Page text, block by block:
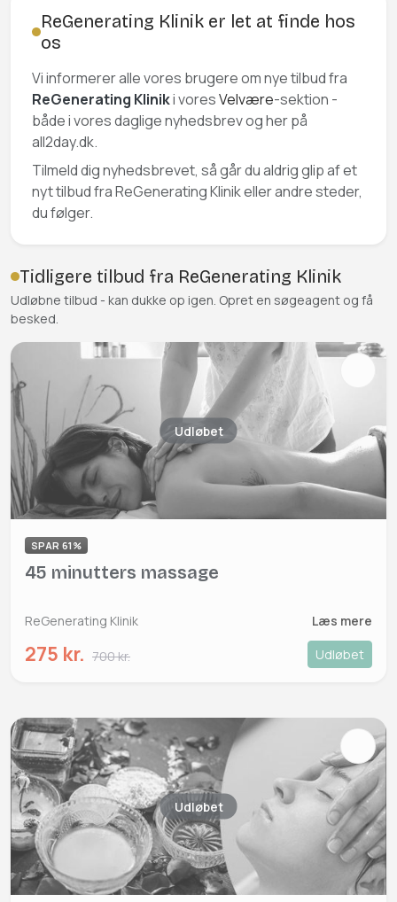
ReGenerating Klinik er let at finde hos
os
Vi informerer alle vores brugere om nye tilbud fra
ReGenerating Kliniki voresVelvære-sektion -
både i vores daglige nyhedsbrev og her på
all2day.dk.
Tilmeld dig nyhedsbrevet, så går du aldrig glip af et
nyt tilbud fra ReGenerating Klinik eller andre steder,
du følger.
Tidligere tilbud fra ReGenerating Klinik
Udløbne tilbud - kan dukke op igen. Opret en søgeagent og få
besked.
Udløbet
SPAR 61%
45 minutters massage
ReGenerating Klinik Læs mere
275 kr. 700 kr. Udløbet
Udløbet